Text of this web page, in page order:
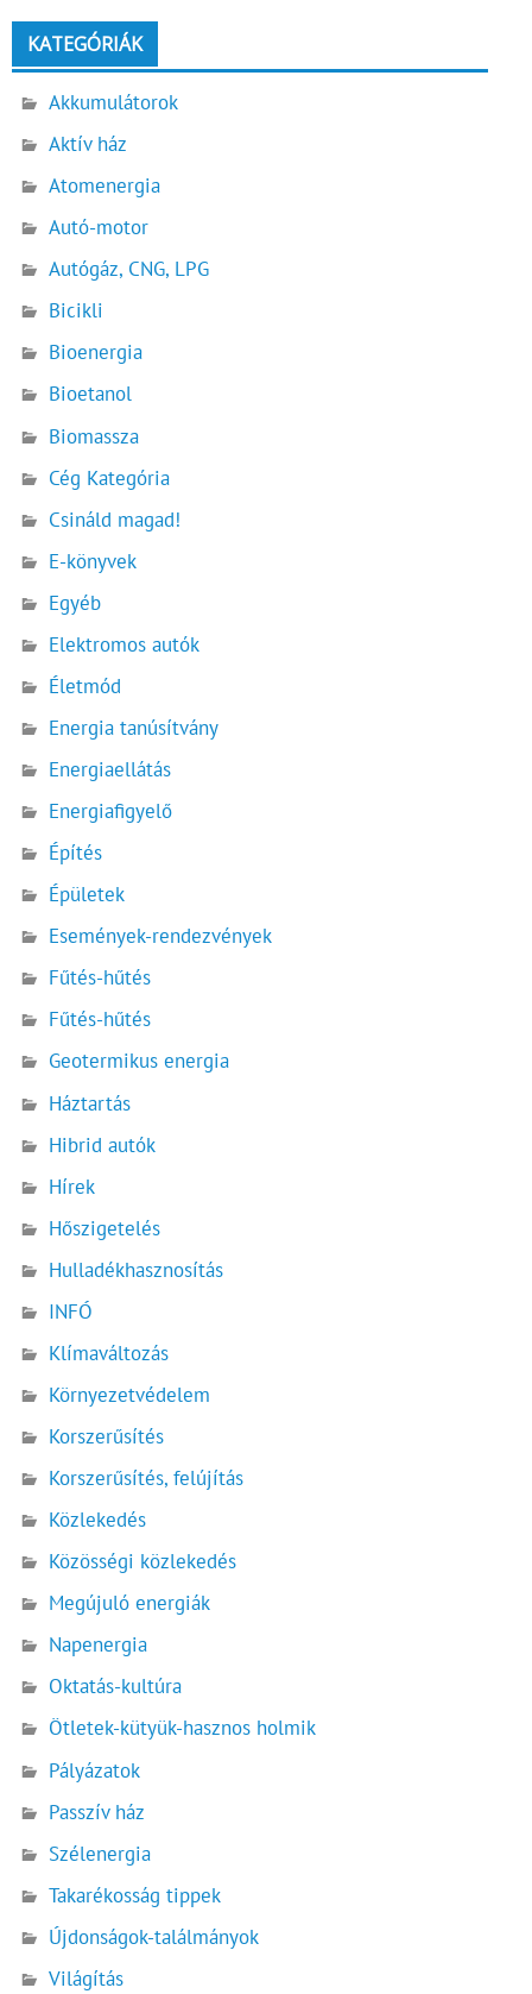
KATEGÓRIÁK
Akkumulátorok
Aktív ház
Atomenergia
Autó-motor
Autógáz, CNG, LPG
Bicikli
Bioenergia
Bioetanol
Biomassza
Cég Kategória
Csináld magad!
E-könyvek
Egyéb
Elektromos autók
Életmód
Energia tanúsítvány
Energiaellátás
Energiafigyelő
Építés
Épületek
Események-rendezvények
Fűtés-hűtés
Fűtés-hűtés
Geotermikus energia
Háztartás
Hibrid autók
Hírek
Hőszigetelés
Hulladékhasznosítás
INFÓ
Klímaváltozás
Környezetvédelem
Korszerűsítés
Korszerűsítés, felújítás
Közlekedés
Közösségi közlekedés
Megújuló energiák
Napenergia
Oktatás-kultúra
Ötletek-kütyük-hasznos holmik
Pályázatok
Passzív ház
Szélenergia
Takarékosság tippek
Újdonságok-találmányok
Világítás